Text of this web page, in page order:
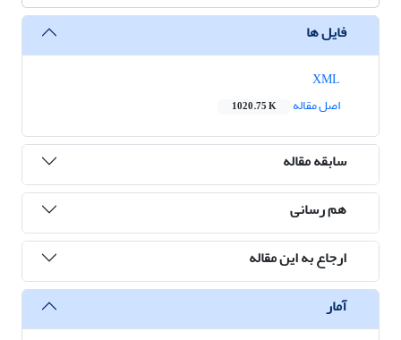
فایل ها
اصل مقاله
1020.75 K
سابقه مقاله
هم رسانی
ارجاع به این مقاله
آمار